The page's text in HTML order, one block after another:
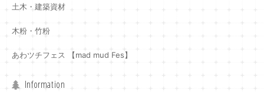
土木・建築資材
木粉・竹粉
あわツチフェス 【mad mud Fes】
Information